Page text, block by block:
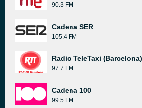
90.3 FM
Cadena SER
105.4 FM
Radio TeleTaxi (Barcelona)
97.7 FM
Cadena 100
99.5 FM